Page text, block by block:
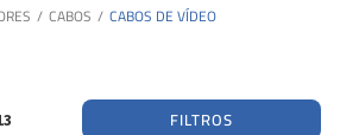
CABOS CABOS DE VÍDEO
FILTROS